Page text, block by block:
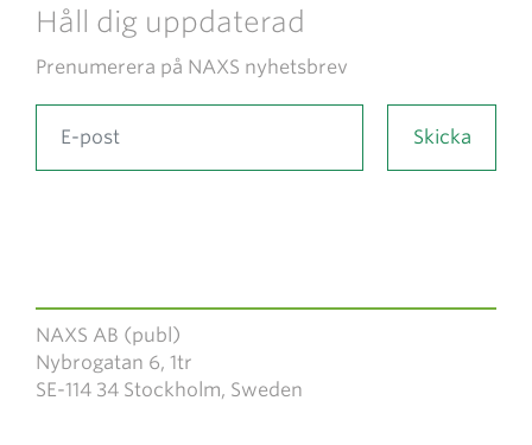
Håll dig uppdaterad
Prenumerera på NAXS nyhetsbrev
NAXS AB (publ)
Nybrogatan 6, 1tr
SE-114 34 Stockholm, Sweden